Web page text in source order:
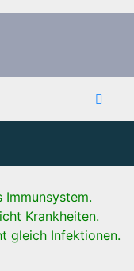
Immunsystem.
Krankheiten.
gleich Infektionen.